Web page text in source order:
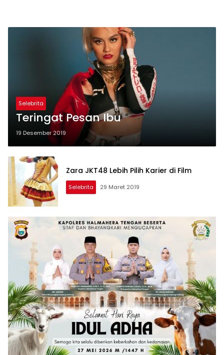
Selebrita
Teringat Pesan Ibu
19 Desember 2019
Zara JKT48 Lebih Pilih Karier di Film
Selebrita 29 Maret 2019